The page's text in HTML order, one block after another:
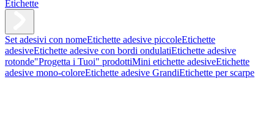
Etichette
Set adesivi con nomeEtichette adesive piccoleEtichette
adesiveEtichette adesive con bordi ondulatiEtichette adesive
rotonde"Progetta i Tuoi" prodottiMini etichette adesiveEtichette
adesive mono-coloreEtichette adesive GrandiEtichette per scarpe